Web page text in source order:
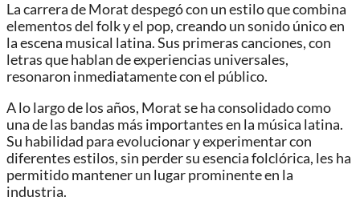
La carrera de Morat despegó con un estilo que combina
elementos del folk y el pop, creando un sonido único en
la escena musical latina. Sus primeras canciones, con
letras que hablan de experiencias universales,
resonaron inmediatamente con el público.
A lo largo de los años, Morat se ha consolidado como
una de las bandas más importantes en la música latina.
Su habilidad para evolucionar y experimentar con
diferentes estilos, sin perder su esencia folclórica, les ha
permitido mantener un lugar prominente en la
industria.